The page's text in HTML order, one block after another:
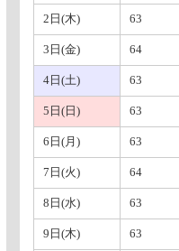
2日(木) 63
3日(金) 64
4日(土) 63
5日(日) 63
6日(月) 63
7日(火) 64
8日(水) 63
9日(木) 63